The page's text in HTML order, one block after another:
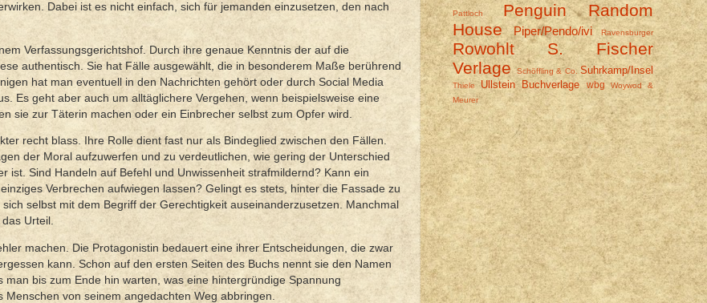
Dabei ist es nicht einfach, sich für jemanden einzusetzen, den nach
Verfassungsgerichtshof. Durch ihre genaue Kenntnis der auf die
authentisch. Sie hat Fälle ausgewählt, die in besonderem Maße berührend
hat man eventuell in den Nachrichten gehört oder durch Social Media
Es geht aber auch um alltäglichere Vergehen, wenn beispielsweise eine
sie zur Täterin machen oder ein Einbrecher selbst zum Opfer wird.
recht blass. Ihre Rolle dient fast nur als Bindeglied zwischen den Fällen.
der Moral aufzuwerfen und zu verdeutlichen, wie gering der Unterschied
ist. Sind Handeln auf Befehl und Unwissenheit strafmildernd? Kann ein
Verbrechen aufwiegen lassen? Gelingt es stets, hinter die Fassade zu
selbst mit dem Begriff der Gerechtigkeit auseinanderzusetzen. Manchmal
Urteil.
machen. Die Protagonistin bedauert eine ihrer Entscheidungen, die zwar
kann. Schon auf den ersten Seiten des Buchs nennt sie den Namen
bis zum Ende hin warten, was eine hintergründige Spannung
von seinem angedachten Weg abbringen.
Pattloch
Penguin Random
House
Piper/Pendo/ivi Ravensburger
Rowohlt
S. Fischer
Verlage
Schöffling & Co. Suhrkamp/Insel
Thiele Ullstein Buchverlage wbg
Woywod &
Meurer